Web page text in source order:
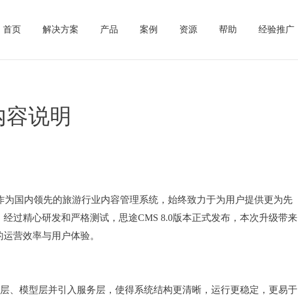
首页 解决方案 产品 案例 资源 帮助 经验推广
说明
国内领先的旅游行业内容管理系统，始终致力于为用户提供更为先
过精心研发和严格测试，思途CMS 8.0版本正式发布，本次升级带来
营效率与用户体验。
、模型层并引入服务层，使得系统结构更清晰，运行更稳定，更易于